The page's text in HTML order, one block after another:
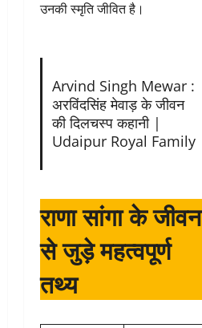
उनकी स्मृति जीवित है।
Arvind Singh Mewar :
अरविंदसिंह मेवाड़ के जीवन
की दिलचस्प कहानी |
Udaipur Royal Family
राणा सांगा के जीवन
से जुड़े महत्वपूर्ण
तथ्य